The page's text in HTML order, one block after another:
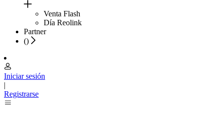
Venta Flash
Día Reolink
Partner
()
Iniciar sesión
|
Registrarse